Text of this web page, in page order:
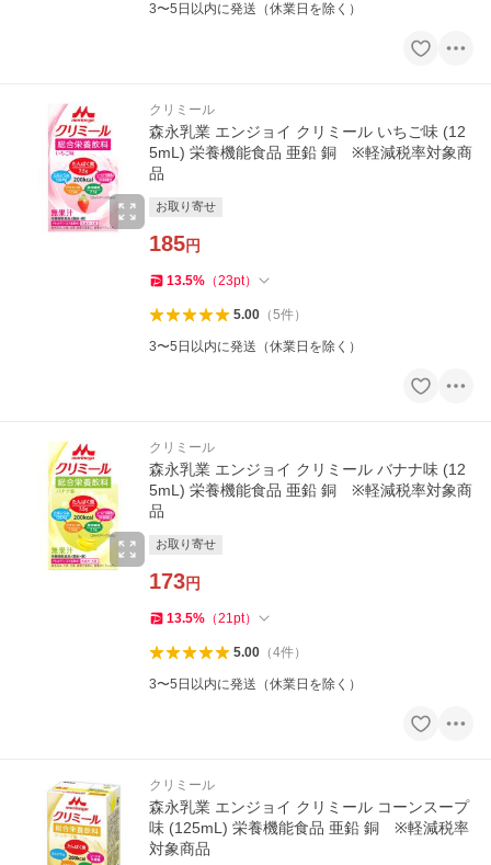
3〜5日以内に発送（休業日を除く）
クリミール
森永乳業 エンジョイ クリミール いちご味 (12
5mL) 栄養機能食品 亜鉛 銅 ※軽減税率対象商
品
お取り寄せ
185円
13.5% （23pt）
5.00（5件）
3〜5日以内に発送（休業日を除く）
クリミール
森永乳業 エンジョイ クリミール バナナ味 (12
5mL) 栄養機能食品 亜鉛 銅 ※軽減税率対象商
品
お取り寄せ
173円
13.5% （21pt）
5.00（4件）
3〜5日以内に発送（休業日を除く）
クリミール
森永乳業 エンジョイ クリミール コーンスープ
味 (125mL) 栄養機能食品 亜鉛 銅 ※軽減税率
対象商品